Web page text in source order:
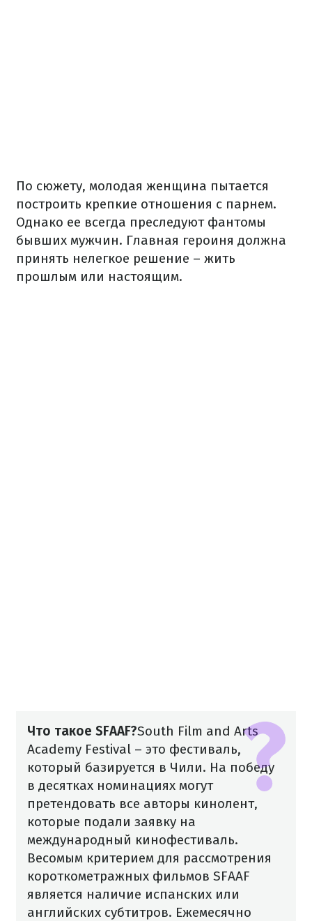
По сюжету, молодая женщина пытается
построить крепкие отношения с парнем.
Однако ее всегда преследуют фантомы
бывших мужчин. Главная героиня должна
принять нелегкое решение – жить
прошлым или настоящим.
Что такое SFAAF?South Film and Arts
Academy Festival – это фестиваль,
который базируется в Чили. На победу
в десятках номинациях могут
претендовать все авторы кинолент,
которые подали заявку на
международный кинофестиваль.
Весомым критерием для рассмотрения
короткометражных фильмов SFAAF
является наличие испанских или
английских субтитров. Ежемесячно